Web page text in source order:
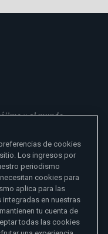
y al mundo
de cookies
Los ingresos por
periodismo
cookies para
aplica para las
en nuestras
tu cuenta de
todas las cookies